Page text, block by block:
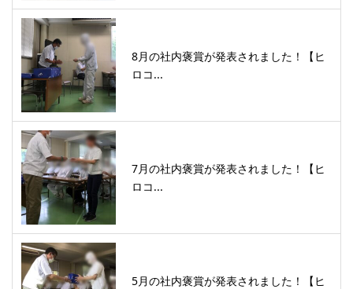
8月の社内褒賞が発表されました！【ヒ
ロコ...
7月の社内褒賞が発表されました！【ヒ
ロコ...
5月の社内褒賞が発表されました！【ヒ